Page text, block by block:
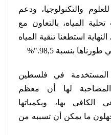
والتكنولوجيا، ودعم
المياه، بالتعاون مع
استطعنا تنقية المياه
بنسبة 98,5
%".
المستخدمة في فلسطين
لها أن معظم
الكافي بها، وبكمياتها
ما يمكن أن تسببه من